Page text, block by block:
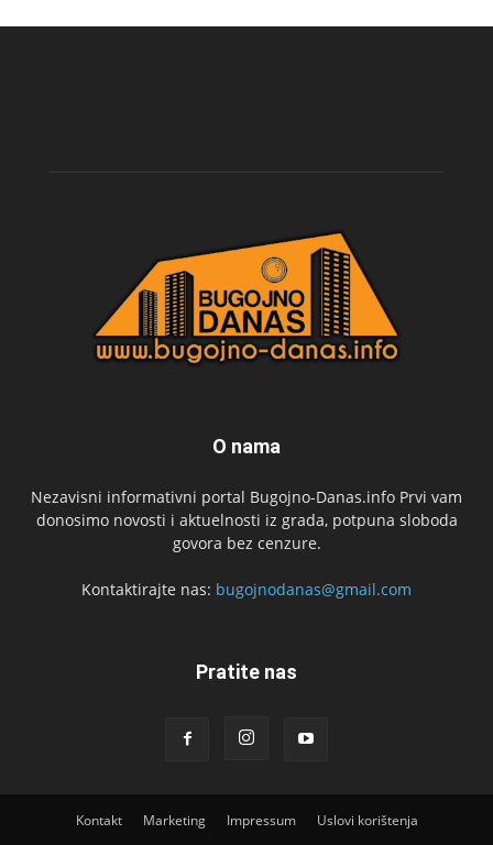
O nama
Nezavisni informativni portal Bugojno-Danas.info Prvi vam
donosimo novosti i aktuelnosti iz grada, potpuna sloboda
govora bez cenzure.
Kontaktirajte nas: bugojnodanas@gmail.com
Pratite nas
Kontakt Marketing Impressum Uslovi korištenja